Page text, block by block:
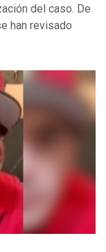
del caso. De
han revisado